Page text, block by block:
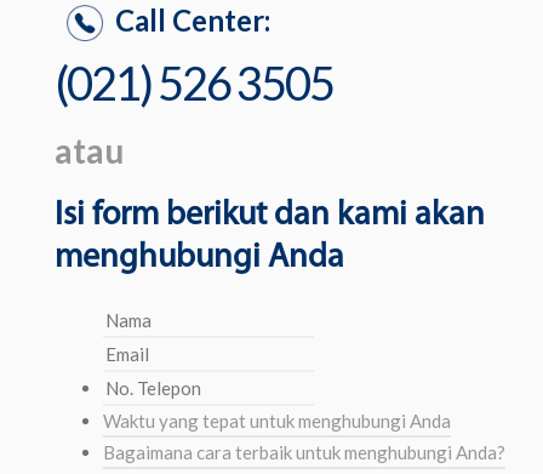
Call Center:
(021) 526 3505
atau
Isi form berikut dan kami akan
menghubungi Anda
Nama
Email
No.
Telepon
Waktu
yang
Bagaimana